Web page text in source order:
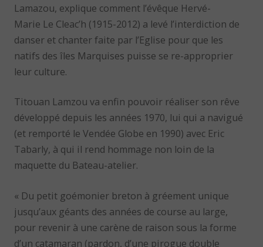
Lamazou, explique comment l’évêque Hervé-
Marie Le Cleac’h (1915-2012) a levé l’interdiction de
danser et chanter faite par l’Eglise pour que les
natifs des îles Marquises puisse se re-approprier
leur culture.
Titouan Lamzou va enfin pouvoir réaliser son rêve
développé depuis les années 1970, lui qui a navigué
(et remporté le Vendée Globe en 1990) avec Eric
Tabarly, à qui il rend hommage non loin de la
maquette du Bateau-atelier.
« Du petit goémonier breton à gréement unique
jusqu’aux géants des années de course au large,
pour revenir à une carène de raison sous la forme
d’un catamaran (pardon, d’une pirogue double